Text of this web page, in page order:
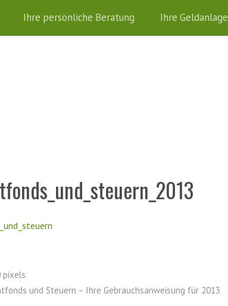
Ihre persönliche Beratung Ihre Geldanlage
pixels
und Steuern – Ihre Gebrauchsanweisung für 2013